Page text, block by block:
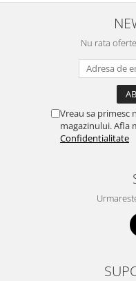
Nu rata
Vreau sa primesc
magazinului. Afla
Confidentialitate